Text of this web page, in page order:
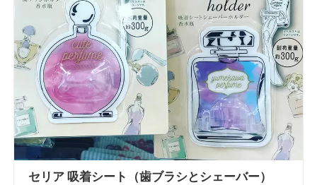
セリア 吸着シート（歯ブラシとシェーバー）